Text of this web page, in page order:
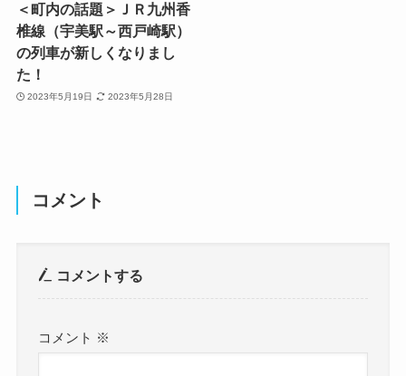
＜町内の話題＞ＪＲ九州香
椎線（宇美駅～西戸崎駅）
の列車が新しくなりまし
た！
2023年5月19日 2023年5月28日
コメント
コメントする
コメント ※